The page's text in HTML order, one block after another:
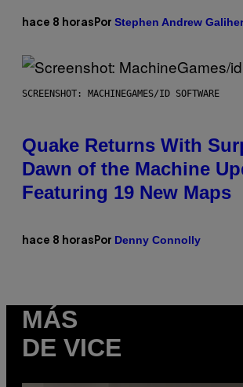
hace 8 horas Por Stephen Andrew Galiher
SCREENSHOT: MACHINEGAMES/ID SOFTWARE
Quake Returns With
Dawn of the Machine
Featuring 19 New Maps
hace 8 horas Por Denny Connolly
MÁS
DE VICE